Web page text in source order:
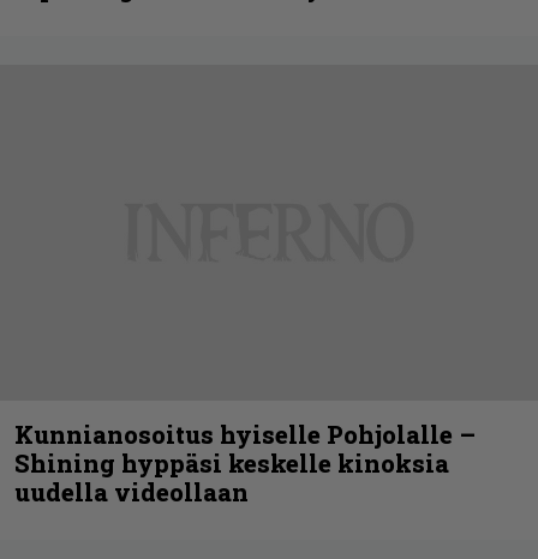
Kunnianosoitus hyiselle Pohjolalle –
Shining hyppäsi keskelle kinoksia
uudella videollaan